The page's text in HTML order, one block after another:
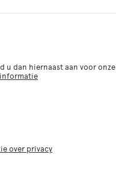
u dan hiernaast aan voor onze
over privacy